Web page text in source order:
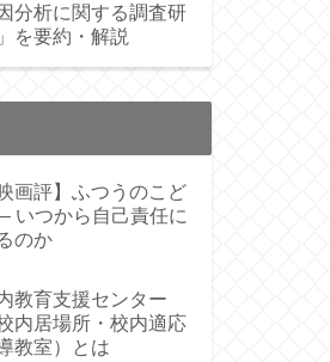
分析に関する調査研
を要約・解説
映画評】ふつうのこど
いつから自己責任に
のか
教育支援センター
校内居場所・校内適応
教室）とは